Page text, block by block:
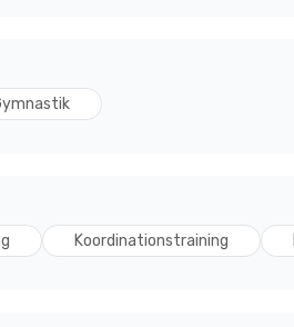
Koordinationstraining